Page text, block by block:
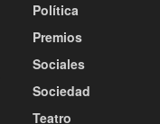
Política
Premios
Sociales
Sociedad
Teatro